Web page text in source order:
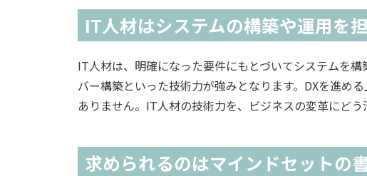
IT人材はシステムの構築や運用を
IT人材は、明確になった要件にもとづいてシステムを
バー構築といった技術力が強みとなります。DXを進め
ありません。IT人材の技術力を、ビジネスの変革にど
求められるのはマインドセットの